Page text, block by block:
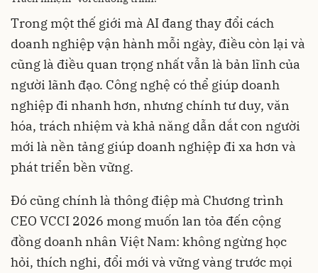
Trong một thế giới mà AI đang thay đổi cách
doanh nghiệp vận hành mỗi ngày, điều còn lại và
cũng là điều quan trọng nhất vẫn là bản lĩnh của
người lãnh đạo. Công nghệ có thể giúp doanh
nghiệp đi nhanh hơn, nhưng chính tư duy, văn
hóa, trách nhiệm và khả năng dẫn dắt con người
mới là nền tảng giúp doanh nghiệp đi xa hơn và
phát triển bền vững.
Đó cũng chính là thông điệp mà Chương trình
CEO VCCI 2026 mong muốn lan tỏa đến cộng
đồng doanh nhân Việt Nam: không ngừng học
hỏi, thích nghi, đổi mới và vững vàng trước mọi